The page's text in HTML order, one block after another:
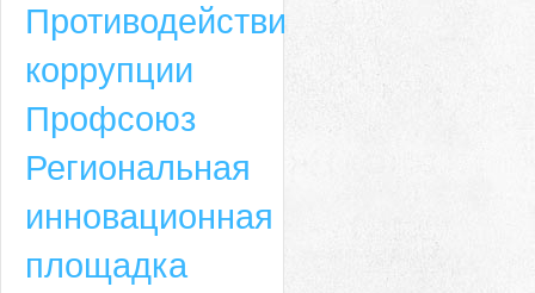
Противодействие
коррупции
Профсоюз
Региональная
инновационная
площадка